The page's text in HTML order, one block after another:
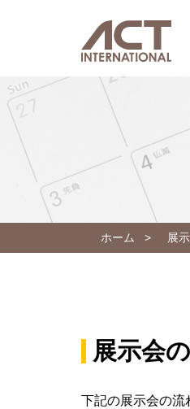
ホーム > 展
展示会
下記の展示会の流